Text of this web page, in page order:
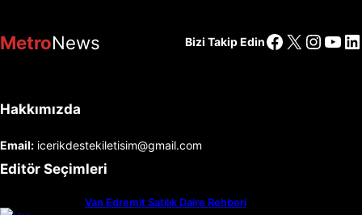
MetroNews Bizi Takip EdinFacebook
X
Hakkımızda
Email: icerikdestekiletisim@gmail.com
Editör Seçimleri
Van Edremit Satılık Daire Rehberi